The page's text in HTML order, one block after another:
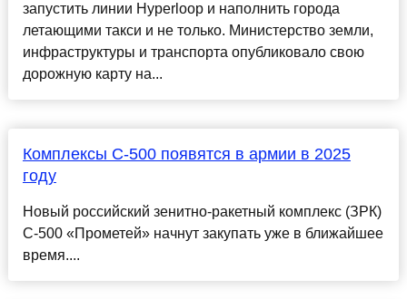
запустить линии Hyperloop и наполнить города
летающими такси и не только. Министерство земли,
инфраструктуры и транспорта опубликовало свою
дорожную карту на...
Комплексы С-500 появятся в армии в 2025
году
Новый российский зенитно-ракетный комплекс (ЗРК)
С-500 «Прометей» начнут закупать уже в ближайшее
время....